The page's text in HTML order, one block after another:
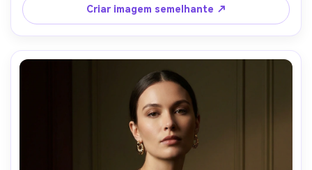
sombras suaves, renderização de cores fotorealista mas
nostálgica, iluminação cinematográfica suave-AR 4:5
Criar imagem semelhante ↗